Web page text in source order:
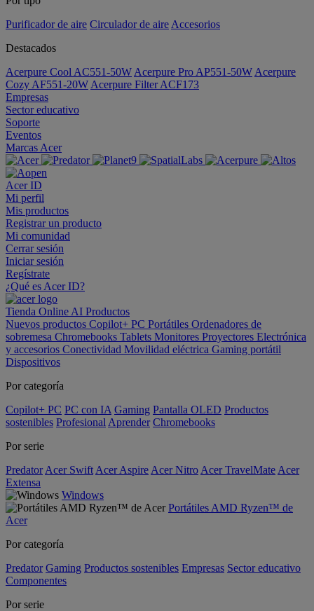
Purificador de aire Circulador de aire Accesorios
Destacados
Acerpure Cool AC551-50W Acerpure Pro AP551-50W Acerpure
Cozy AF551-20W Acerpure Filter ACF173
Empresas
Sector educativo
Soporte
Eventos
Marcas Acer
Acer ID
Mi perfil
Mis productos
Registrar un producto
Mi comunidad
Cerrar sesión
Iniciar sesión
Regístrate
¿Qué es Acer ID?
Tienda Online AI Productos
Nuevos productos Copilot+ PC Portátiles Ordenadores de
sobremesa Chromebooks Tablets Monitores Proyectores Electrónica
y accesorios Conectividad Movilidad eléctrica Gaming portátil
Dispositivos
Por categoría
Copilot+ PC PC con IA Gaming Pantalla OLED Productos
sostenibles Profesional Aprender Chromebooks
Por serie
Predator Acer Swift Acer Aspire Acer Nitro Acer TravelMate Acer
Extensa
Windows
Portátiles AMD Ryzen™ de
Acer
Por categoría
Predator Gaming Productos sostenibles Empresas Sector educativo
Componentes
Por serie